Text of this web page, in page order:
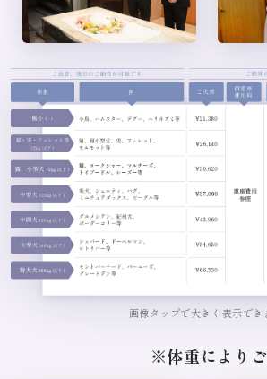
画像タップで大きく表示でき
※体重により